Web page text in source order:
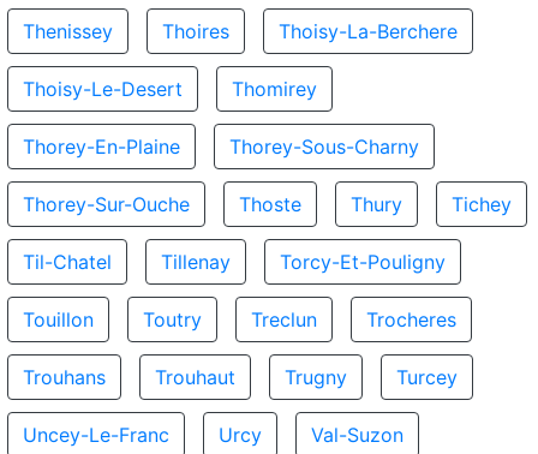
Thenissey Thoires Thoisy-La-Berchere
Thoisy-Le-Desert Thomirey
Thorey-En-Plaine Thorey-Sous-Charny
Thorey-Sur-Ouche Thoste Thury Tichey
Til-Chatel Tillenay Torcy-Et-Pouligny
Touillon Toutry Treclun Trocheres
Trouhans Trouhaut Trugny Turcey
Uncey-Le-Franc Urcy Val-Suzon